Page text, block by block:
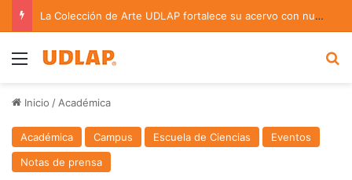
La Colección de Arte UDLAP fortalece su acervo con nuevas obras de artistas emergentes y consolidados
Menu
Inicio / Académica
Académica Campus Escuela de Ciencias
Eventos
Notas de prensa